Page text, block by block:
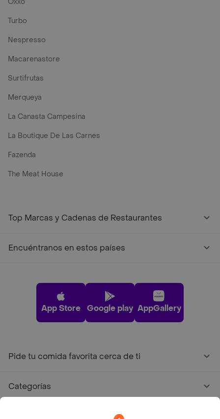
Turbo
Nespresso
Macarenastore
Surtifrutas
Merqueya
La Canasta Campesina
La Boutique De Las Carnes
Fazenda
The Meat House
Top Marcas y Cadenas de Restaurantes
Encuéntranos en estos países
App Store Google play AppGallery
Pide tu comida favorita cerca de ti
Categorías